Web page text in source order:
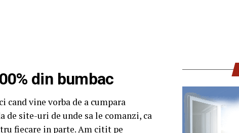
din bumbac
vine vorba de a cumpara
de site-uri de unde sa le comanzi, ca
fiecare in parte. Am citit pe